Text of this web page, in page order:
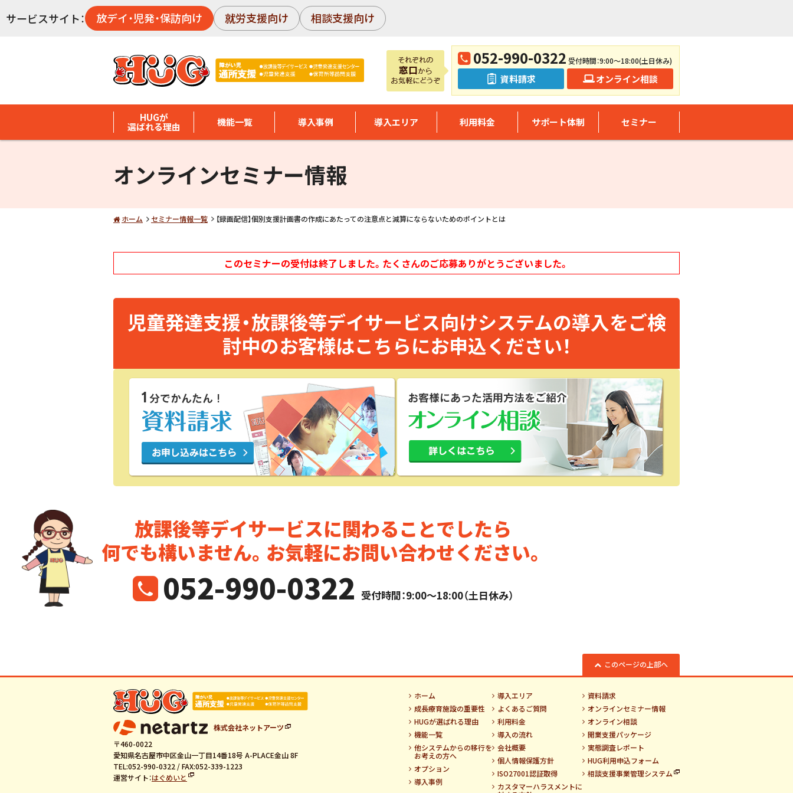
サービスサイト： 放デイ・児発・保訪向け 就労支援向け 相談支援向け
052-990-0322 受付時間：9:00～18:00(土日休み)
資料請求 オンライン相談
HUGが
選ばれる理由 機能一覧 導入事例 導入エリア 利用料金 サポート体制 セミナー
オンラインセミナー情報
ホーム セミナー情報一覧 【録画配信】個別支援計画書の作成にあたっての注意点と減算にならないためのポイントとは
このセミナーの受付は終了しました。たくさんのご応募ありがとうございました。
児童発達支援・放課後等デイサービス向けシステムの導入をご検
討中のお客様はこちらにお申込ください！
放課後等デイサービスに関わることでしたら
何でも構いません。お気軽にお問い合わせください。
052-990-0322 受付時間：9:00～18:00（土日休み）
このページの上部へ
株式会社ネットアーツ
〒460-0022
愛知県名古屋市中区金山一丁目14番18号 A-PLACE金山 8F
TEL:052-990-0322 / FAX:052-339-1223
運営サイト：はぐめいと
ホーム
成長療育施設の重要性
HUGが選ばれる理由
機能一覧
他システムからの移行を
お考えの方へ
オプション
導入事例
導入エリア
よくあるご質問
利用料金
導入の流れ
会社概要
個人情報保護方針
ISO27001認証取得
カスタマーハラスメントに
資料請求
オンラインセミナー情報
オンライン相談
開業支援パッケージ
実態調査レポート
HUG利用申込フォーム
相談支援事業管理システム